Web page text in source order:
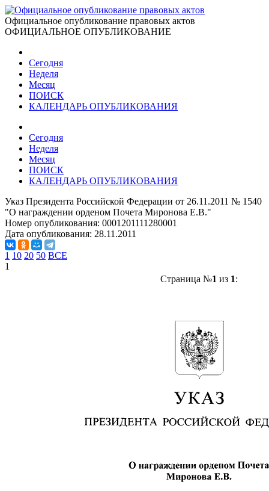
Официальное опубликование правовых актов
ОФИЦИАЛЬНОЕ ОПУБЛИКОВАНИЕ
Сегодня
Неделя
Месяц
ПОИСК
КАЛЕНДАРЬ ОПУБЛИКОВАНИЯ
Сегодня
Неделя
Месяц
ПОИСК
КАЛЕНДАРЬ ОПУБЛИКОВАНИЯ
Указ Президента Российской Федерации от 26.11.2011 № 1540
"О награждении орденом Почета Миронова Е.В."
Номер опубликования: 0001201111280001
Дата опубликования: 28.11.2011
1 10 20 50 ВСЕ
1
Страница №1 из 1: